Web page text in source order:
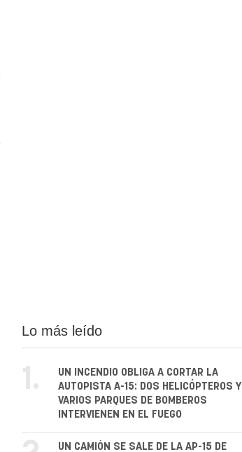
Lo más leído
1.
UN INCENDIO OBLIGA A CORTAR LA
AUTOPISTA A-15: DOS HELICÓPTEROS Y
VARIOS PARQUES DE BOMBEROS
INTERVIENEN EN EL FUEGO
UN CAMIÓN SE SALE DE LA AP-15 DE